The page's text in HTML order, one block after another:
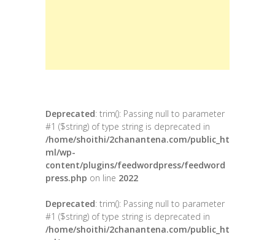
Deprecated: trim(): Passing null to parameter
#1 ($string) of type string is deprecated in
/home/shoithi/2chanantena.com/public_ht
ml/wp-
content/plugins/feedwordpress/feedword
press.php on line 2022
Deprecated: trim(): Passing null to parameter
#1 ($string) of type string is deprecated in
/home/shoithi/2chanantena.com/public_ht